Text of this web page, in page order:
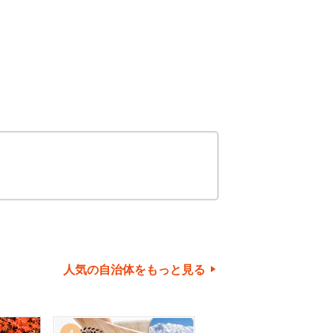
人気の自治体をもっと見る